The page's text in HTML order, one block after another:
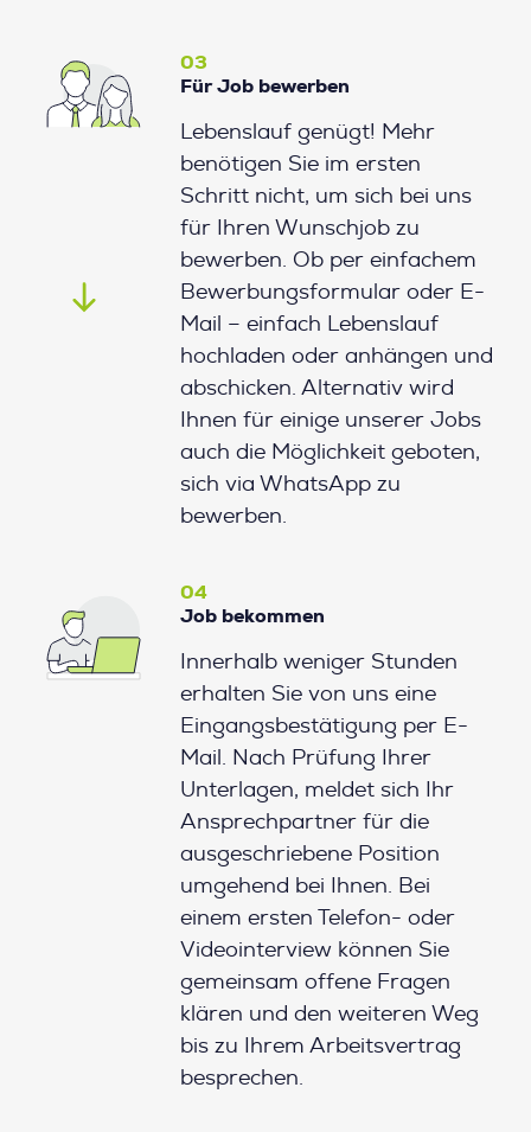
03
Für Job bewerben
Lebenslauf genügt! Mehr
benötigen Sie im ersten
Schritt nicht, um sich bei uns
für Ihren Wunschjob zu
bewerben. Ob per einfachem
Bewerbungsformular oder E-
Mail – einfach Lebenslauf
hochladen oder anhängen und
abschicken. Alternativ wird
Ihnen für einige unserer Jobs
auch die Möglichkeit geboten,
sich via WhatsApp zu
bewerben.
04
Job bekommen
Innerhalb weniger Stunden
erhalten Sie von uns eine
Eingangsbestätigung per E-
Mail. Nach Prüfung Ihrer
Unterlagen, meldet sich Ihr
Ansprechpartner für die
ausgeschriebene Position
umgehend bei Ihnen. Bei
einem ersten Telefon- oder
Videointerview können Sie
gemeinsam offene Fragen
klären und den weiteren Weg
bis zu Ihrem Arbeitsvertrag
besprechen.